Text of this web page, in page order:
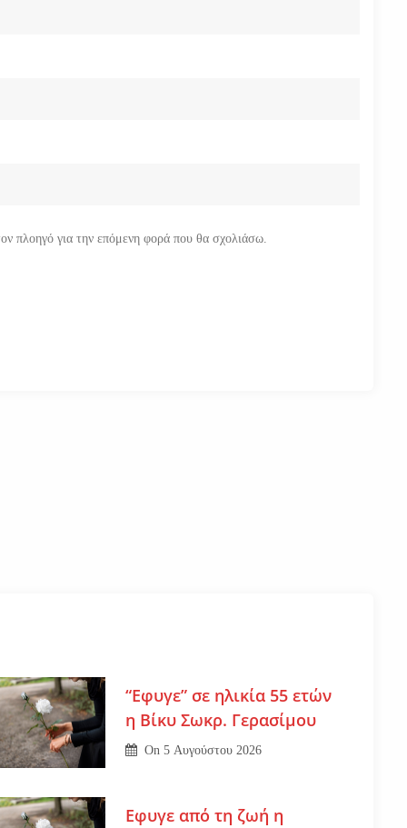
πλοηγό για την επόμενη φορά που θα σχολιάσω.
“Εφυγε” σε ηλικία 55 ετών
η Βίκυ Σωκρ. Γερασίμου
On5 Αυγούστου 2026
Εφυγε από τη ζωή η